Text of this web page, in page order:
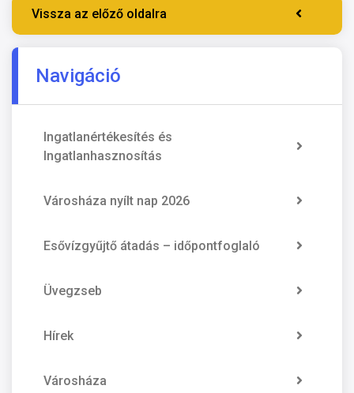
Vissza az előző oldalra
Navigáció
Ingatlanértékesítés és
Ingatlanhasznosítás
Városháza nyílt nap 2026
Esővízgyűjtő átadás – időpontfoglaló
Üvegzseb
Hírek
Városháza